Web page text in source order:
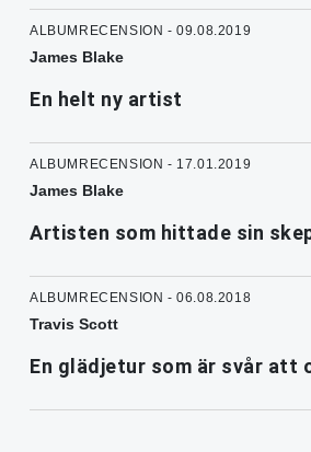
ALBUMRECENSION - 09.08.2019
James Blake
En helt ny artist
ALBUMRECENSION - 17.01.2019
James Blake
Artisten som hittade sin
ALBUMRECENSION - 06.08.2018
Travis Scott
En glädjetur som är svår att